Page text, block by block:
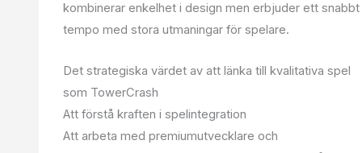
kombinerar enkelhet i design men erbjuder ett snabbt
tempo med stora utmaningar för spelare.
Det strategiska värdet av att länka till kvalitativa spel
som TowerCrash
Att förstå kraften i spelintegration
Att arbeta med premiumutvecklare och